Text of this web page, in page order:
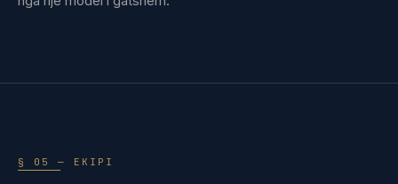
§ 05 — EKIPI